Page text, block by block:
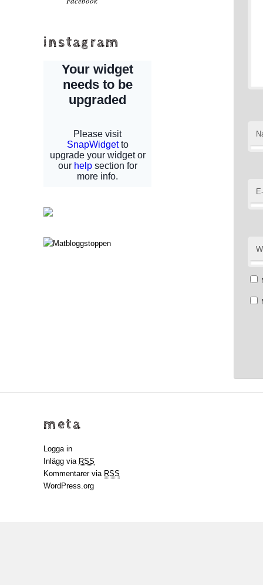
instagram
meta
Logga in
Inlägg via RSS
Kommentarer via RSS
WordPress.org